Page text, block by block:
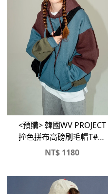
<預購> 韓國WV PROJECT
撞色拼布高磅刷毛帽T#帽
踢
NT$ 1180